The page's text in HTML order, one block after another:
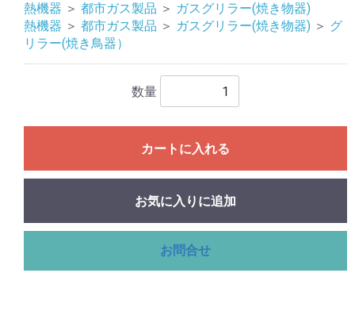
熱機器 ＞ 都市ガス製品 ＞ ガスグリラー(焼き物器)
熱機器 ＞ 都市ガス製品 ＞ ガスグリラー(焼き物器) ＞ グ
リラー(焼き鳥器）
数量
カートに入れる
お気に入りに追加
お問合せ